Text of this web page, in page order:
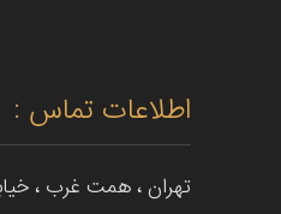
اطلاعات تماس :
تهران ، همت غرب ،